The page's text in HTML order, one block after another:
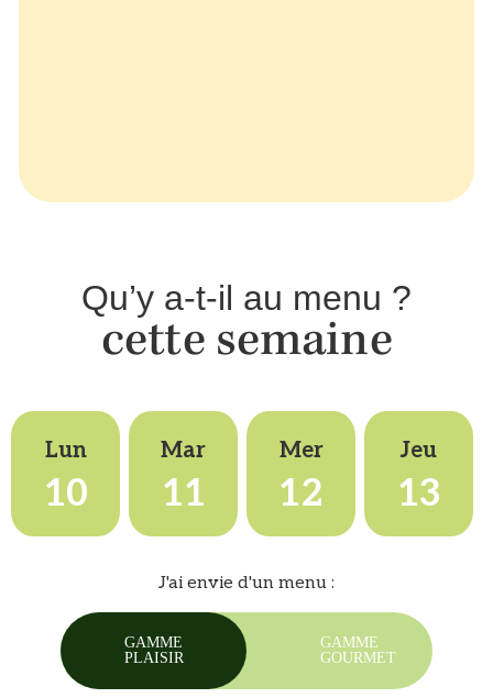
Qu’y a-t-il au menu ?
cette semaine
Lun
10
Mar
11
Mer
12
Jeu
13
J'ai envie d'un menu :
GAMME
PLAISIR
GAMME
GOURMET